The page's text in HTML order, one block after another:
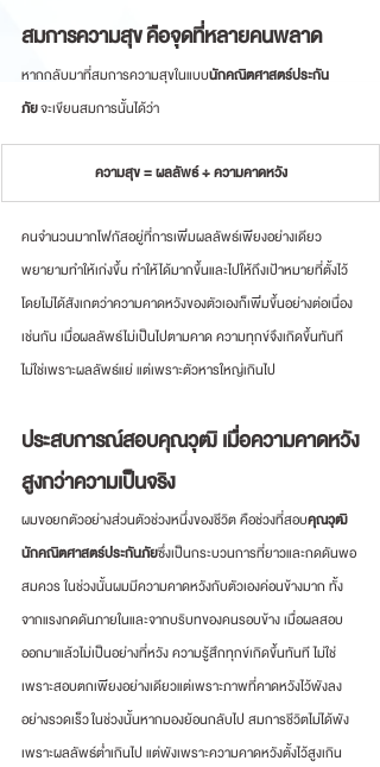
สมการความสุข คือจุดที่หลายคนพลาด
หากกลับมาที่สมการความสุขในแบบนักคณิตศาสตร์ประกัน
ภัย จะเขียนสมการนั้นได้ว่า
ความสุข = ผลลัพธ์ ÷ ความคาดหวัง
คนจำนวนมากโฟกัสอยู่ที่การเพิ่มผลลัพธ์เพียงอย่างเดียว
พยายามทำให้เก่งขึ้น ทำให้ได้มากขึ้นและไปให้ถึงเป้าหมายที่ตั้งไว้
โดยไม่ได้สังเกตว่าความคาดหวังของตัวเองก็เพิ่มขึ้นอย่างต่อเนื่อง
เช่นกัน เมื่อผลลัพธ์ไม่เป็นไปตามคาด ความทุกข์จึงเกิดขึ้นทันที
ไม่ใช่เพราะผลลัพธ์แย่ แต่เพราะตัวหารใหญ่เกินไป
ประสบการณ์สอบคุณวุฒิ เมื่อความคาดหวัง
สูงกว่าความเป็นจริง
ผมขอยกตัวอย่างส่วนตัวช่วงหนึ่งของชีวิต คือช่วงที่สอบคุณวุฒิ
นักคณิตศาสตร์ประกันภัยซึ่งเป็นกระบวนการที่ยาวและกดดันพอ
สมควร ในช่วงนั้นผมมีความคาดหวังกับตัวเองค่อนข้างมาก ทั้ง
จากแรงกดดันภายในและจากบริบทของคนรอบข้าง เมื่อผลสอบ
ออกมาแล้วไม่เป็นอย่างที่หวัง ความรู้สึกทุกข์เกิดขึ้นทันที ไม่ใช่
เพราะสอบตกเพียงอย่างเดียวแต่เพราะภาพที่คาดหวังไว้พังลง
อย่างรวดเร็วในช่วงนั้นหากมองย้อนกลับไป สมการชีวิตไม่ได้พัง
เพราะผลลัพธ์ต่ำเกินไป แต่พังเพราะความคาดหวังตั้งไว้สูงเกิน